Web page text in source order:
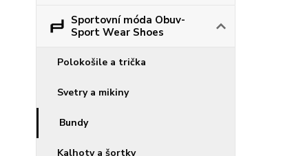
Sportovní móda Obuv-
Sport Wear Shoes
Polokošile a trička
Svetry a mikiny
Bundy
Kalhoty a šortky